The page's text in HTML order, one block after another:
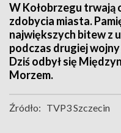
W Kołobrzegu trwają
zdobycia miasta.
największych bitew z
podczas drugiej
Dziś odbył się
Morzem.
Źródło: TVP3 Szczecin